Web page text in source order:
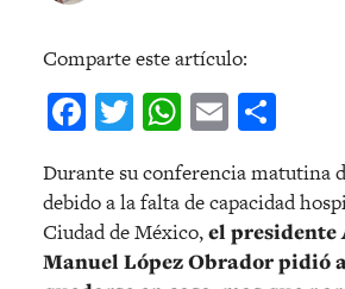
Comparte este artículo:
Facebook
Twitter
WhatsApp
Email
Durante su conferencia matutina
debido a la falta de capacidad
Ciudad de México,el presidente
Manuel López Obrador pidió